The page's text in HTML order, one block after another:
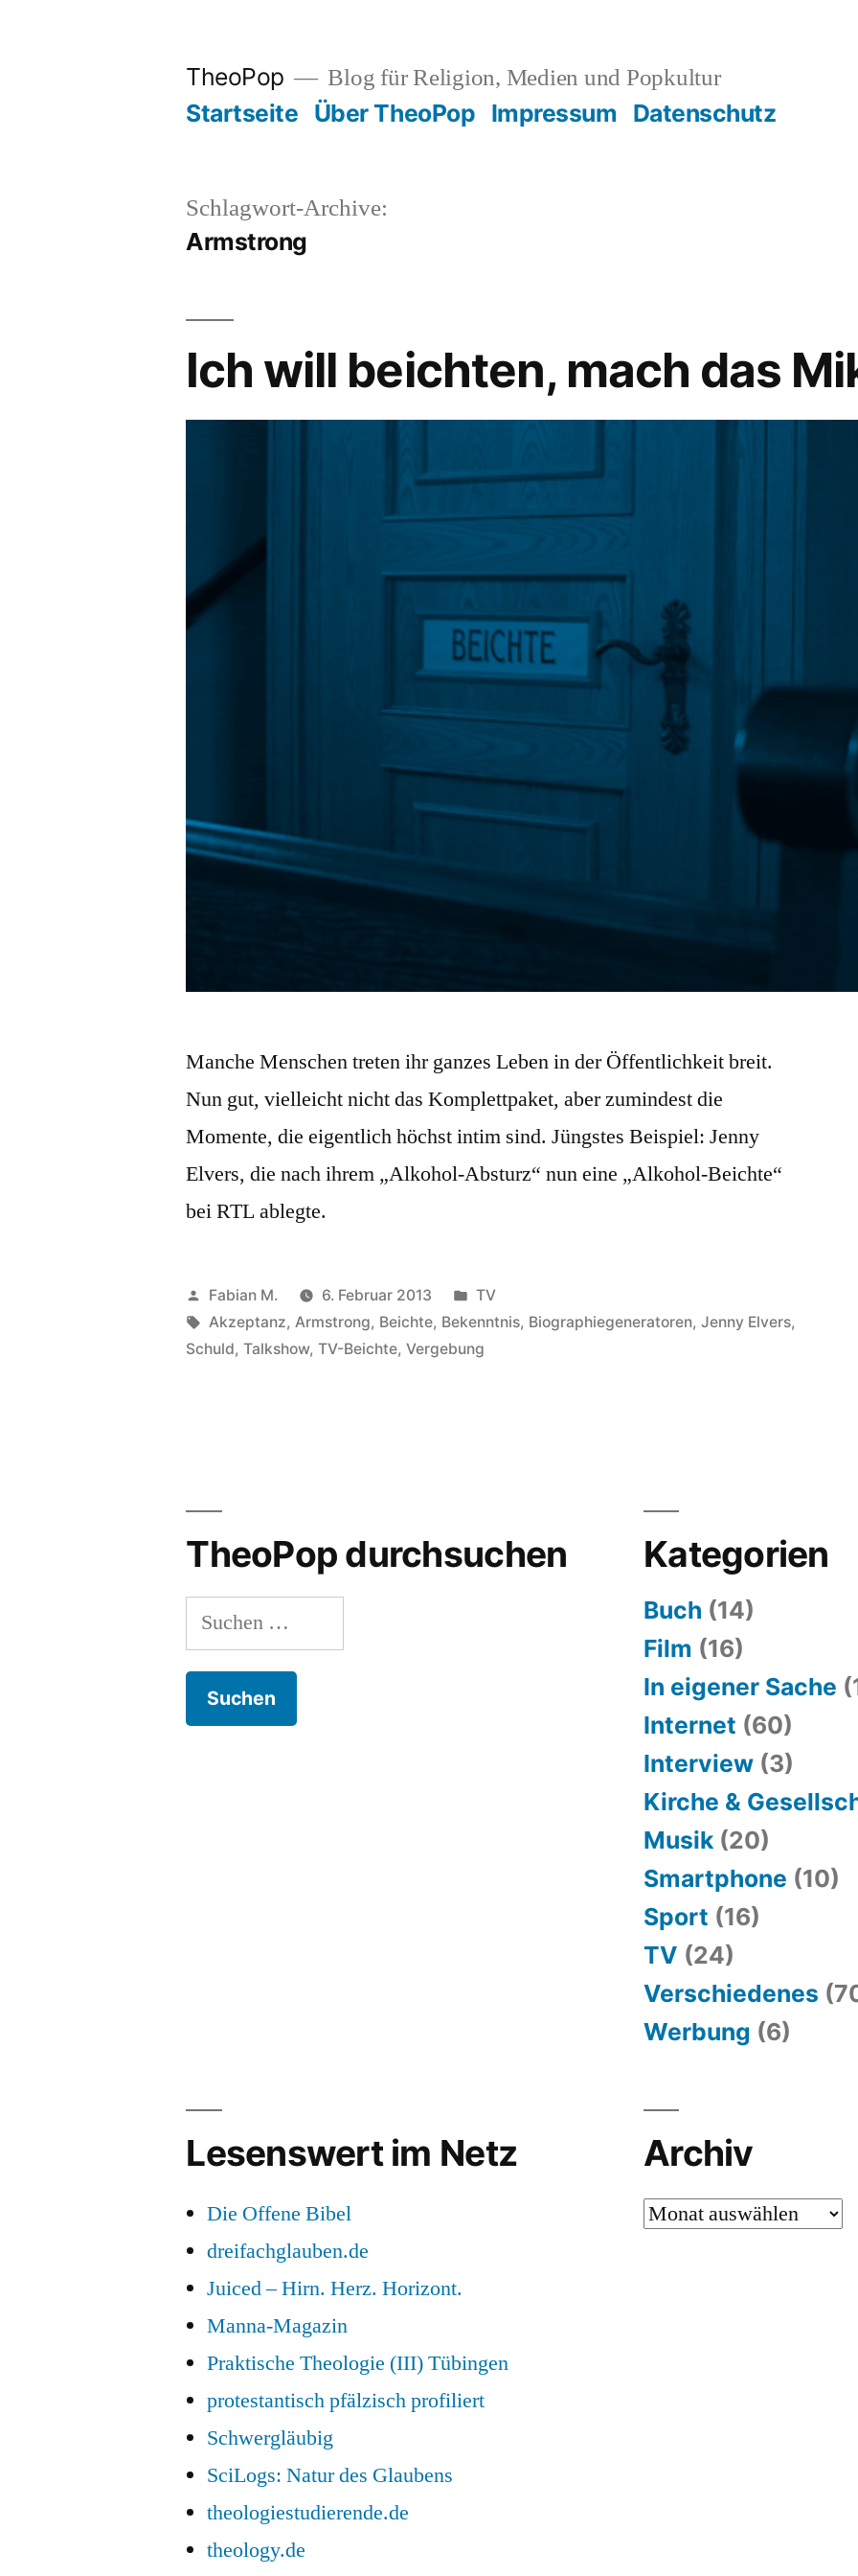
TheoPop Blog für Religion, Medien und Popkultur
Startseite Über TheoPop Impressum Datenschutz
Schlagwort-Archive:
Armstrong
Ich will beichten, mach das
Manche Menschen treten ihr ganzes Leben in der Öffentlichkeit breit.
Nun gut, vielleicht nicht das Komplettpaket, aber zumindest die
Momente, die eigentlich höchst intim sind. Jüngstes Beispiel: Jenny
Elvers, die nach ihrem „Alkohol-Absturz“ nun eine „Alkohol-Beichte“
bei RTL ablegte.
Veröffentlicht
von
Fabian M. 6. Februar 2013
Veröffentlicht
in
TV
Schlagwörter:
Akzeptanz, Armstrong, Beichte, Bekenntnis, Biographiegeneratoren,Jenny Elvers,
Schuld,Talkshow,TV-Beichte,Vergebung
TheoPop durchsuchen
Suchen
nach:
Kategorien
Buch (14)
Film (16)
In eigener Sache
Internet (60)
Interview (3)
Kirche &
Musik (20)
Smartphone (10)
Sport (16)
TV (24)
Verschiedenes
Werbung (6)
Lesenswert im Netz
Die Offene Bibel
dreifachglauben.de
Juiced – Hirn. Herz. Horizont.
Manna-Magazin
Praktische Theologie (III) Tübingen
protestantisch pfälzisch profiliert
Schwergläubig
SciLogs: Natur des Glaubens
theologiestudierende.de
theology.de
Archiv
Archiv